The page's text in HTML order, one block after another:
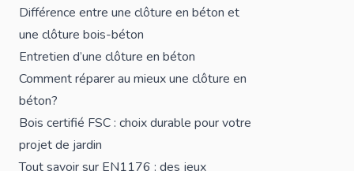
Différence entre une clôture en béton et
une clôture bois-béton
Entretien d’une clôture en béton
Comment réparer au mieux une clôture en
béton?
Bois certifié FSC : choix durable pour votre
projet de jardin
Tout savoir sur EN1176 : des jeux